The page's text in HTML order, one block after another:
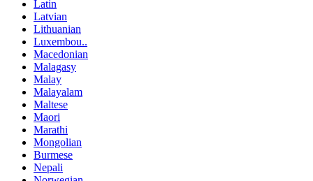
Latin
Latvian
Lithuanian
Luxembou..
Macedonian
Malagasy
Malay
Malayalam
Maltese
Maori
Marathi
Mongolian
Burmese
Nepali